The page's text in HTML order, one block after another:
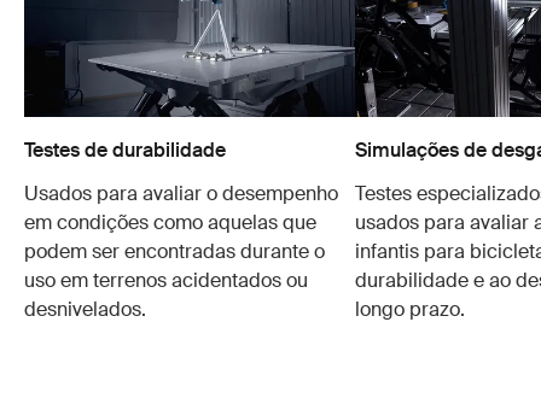
Testes de durabilidade
Usados para avaliar o desempenho
em condições como aquelas que
podem ser encontradas durante o
uso em terrenos acidentados ou
desnivelados.
Simulações de
Testes
usados para avaliar
infantis para
durabilidade e ao
longo prazo.